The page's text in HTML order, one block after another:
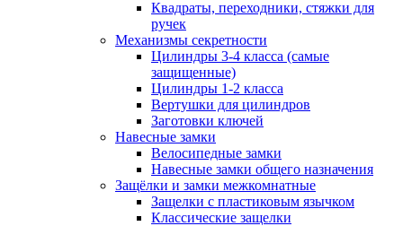
Квадраты, переходники, стяжки для
ручек
Механизмы секретности
Цилиндры 3-4 класса (самые
защищенные)
Цилиндры 1-2 класса
Вертушки для цилиндров
Заготовки ключей
Навесные замки
Велосипедные замки
Навесные замки общего назначения
Защёлки и замки межкомнатные
Защелки с пластиковым язычком
Классические защелки